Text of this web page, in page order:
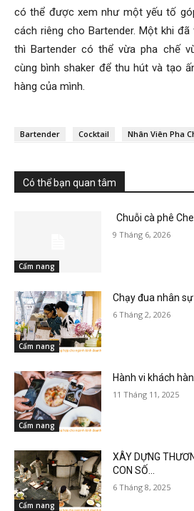
có thể được xem như một yếu tố
cách riêng cho Bartender. Một khi
thì Bartender có thể vừa pha chế
cùng bình shaker để thu hút và tạo
hàng của mình.
Bartender Cocktail Nhân Viên Pha
Có thể bạn quan tâm
Cẩm nang
Chuỗi cà phê
9 Tháng 6, 2026
Cẩm nang
Chạy đua nhân sự
6 Tháng 2, 2026
Cẩm nang
Hành vi khách
11 Tháng 11, 2025
Cẩm nang
XÂY DỰNG
CON SỐ...
6 Tháng 8, 2025